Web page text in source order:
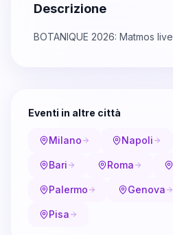
Descrizione
BOTANIQUE 2026: Matmos live
Eventi in altre città
Milano Napoli
Bari Roma
Palermo Genova
Pisa